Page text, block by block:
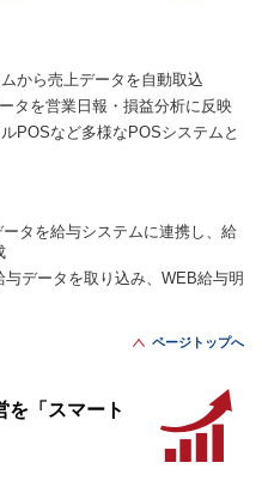
から売上データを自動取込
タを営業日報・損益分析に反映
POSなど多様なPOSシステムと
タを給与システムに連携し、給
データを取り込み、WEB給与明
ページトップへ
を「スマート